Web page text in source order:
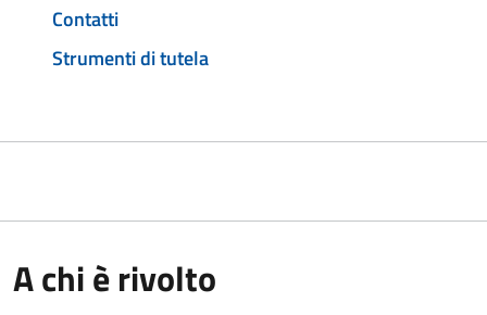
Contatti
Strumenti di tutela
A chi è rivolto